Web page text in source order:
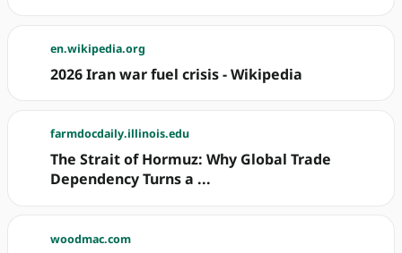
en.wikipedia.org
2026 Iran war fuel crisis - Wikipedia
farmdocdaily.illinois.edu
The Strait of Hormuz: Why Global Trade
Dependency Turns a ...
woodmac.com